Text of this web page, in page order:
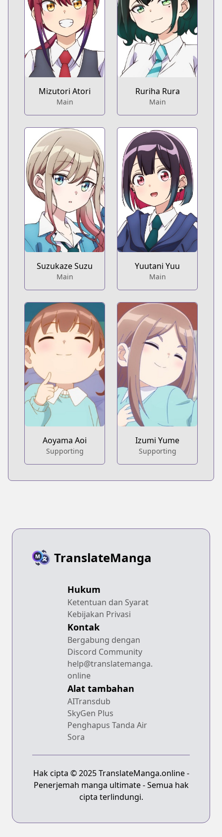
Mizutori Atori
Main
Ruriha Rura
Main
Suzukaze Suzu
Main
Yuutani Yuu
Main
Aoyama Aoi
Supporting
Izumi Yume
Supporting
TranslateManga
Hukum
Ketentuan dan Syarat
Kebijakan Privasi
Kontak
Bergabung dengan
Discord Community
help@translatemanga.
online
Alat tambahan
AITransdub
SkyGen Plus
Penghapus Tanda Air
Sora
Hak cipta © 2025 TranslateManga.online -
Penerjemah manga ultimate - Semua hak
cipta terlindungi.